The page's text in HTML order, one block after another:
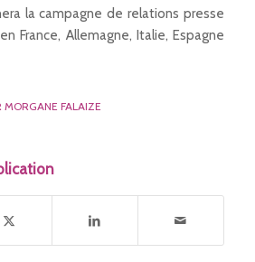
la campagne de relations presse
France, Allemagne, Italie, Espagne
MORGANE FALAIZE